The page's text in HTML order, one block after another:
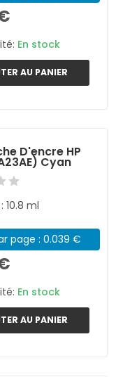
En stock
AU PANIER
D'encre HP
Cyan
10.8 ml
page : 0.039 €
En stock
AU PANIER